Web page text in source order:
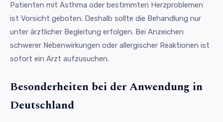
Patienten mit Asthma oder bestimmten Herzproblemen
ist Vorsicht geboten. Deshalb sollte die Behandlung nur
unter ärztlicher Begleitung erfolgen. Bei Anzeichen
schwerer Nebenwirkungen oder allergischer Reaktionen ist
sofort ein Arzt aufzusuchen.
Besonderheiten bei der Anwendung in
Deutschland